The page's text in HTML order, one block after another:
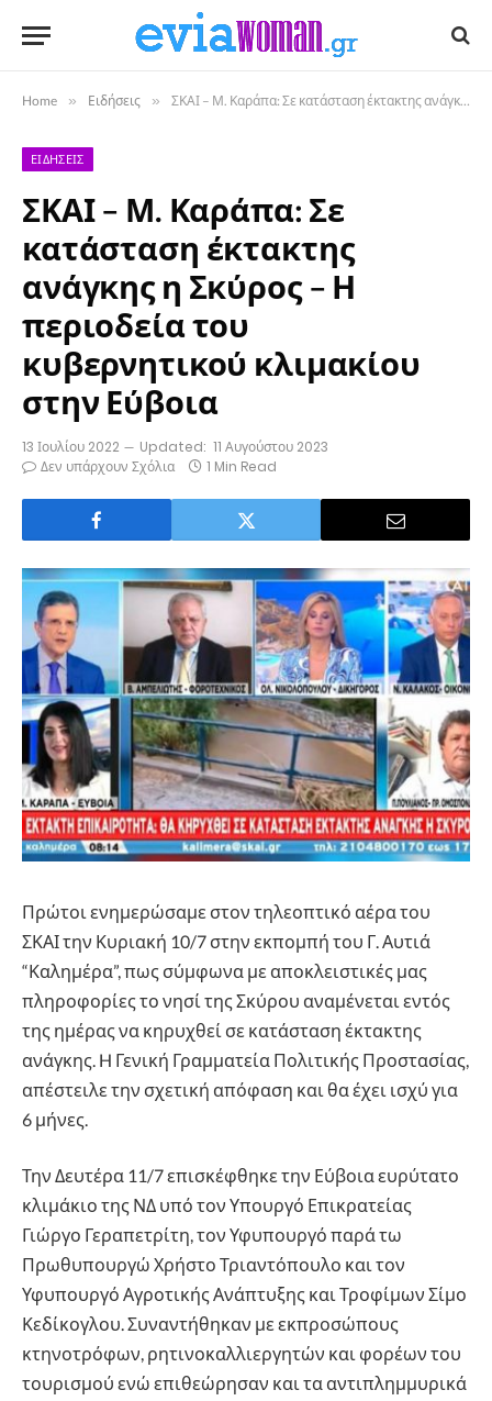
Home » Ειδήσεις » ΣΚΑΙ – Μ. Καράπα: Σε κατάσταση έκτακτης ανάγκης η Σκύρος – Η περιοδεία του κυβερνητικού κλιμακίου στην Εύβοια
ΕΙΔΉΣΕΙΣ
ΣΚΑΙ – Μ. Καράπα: Σε
κατάσταση έκτακτης
ανάγκης η Σκύρος – Η
περιοδεία του
κυβερνητικού κλιμακίου
στην Εύβοια
13 Ιουλίου 2022 Updated: 11 Αυγούστου 2023
Δεν υπάρχουν Σχόλια
1 Min Read
Πρώτοι ενημερώσαμε στον τηλεοπτικό αέρα του
ΣΚΑΙ την Κυριακή 10/7 στην εκπομπή του Γ. Αυτιά
“Καλημέρα”, πως σύμφωνα με αποκλειστικές μας
πληροφορίες το νησί της Σκύρου αναμένεται εντός
της ημέρας να κηρυχθεί σε κατάσταση έκτακτης
ανάγκης. H Γενική Γραμματεία Πολιτικής Προστασίας,
απέστειλε την σχετική απόφαση και θα έχει ισχύ για
6 μήνες.
Την Δευτέρα 11/7 επισκέφθηκε την Εύβοια ευρύτατο
κλιμάκιο της ΝΔ υπό τον Υπουργό Επικρατείας
Γιώργο Γεραπετρίτη, τον Υφυπουργό παρά τω
Πρωθυπουργώ Χρήστο Τριαντόπουλο και τον
Υφυπουργό Αγροτικής Ανάπτυξης και Τροφίμων Σίμο
Κεδίκογλου. Συναντήθηκαν με εκπροσώπους
κτηνοτρόφων, ρητινοκαλλιεργητών και φορέων του
τουρισμού ενώ επιθεώρησαν και τα αντιπλημμυρικά